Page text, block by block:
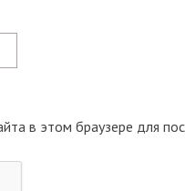
в этом браузере для